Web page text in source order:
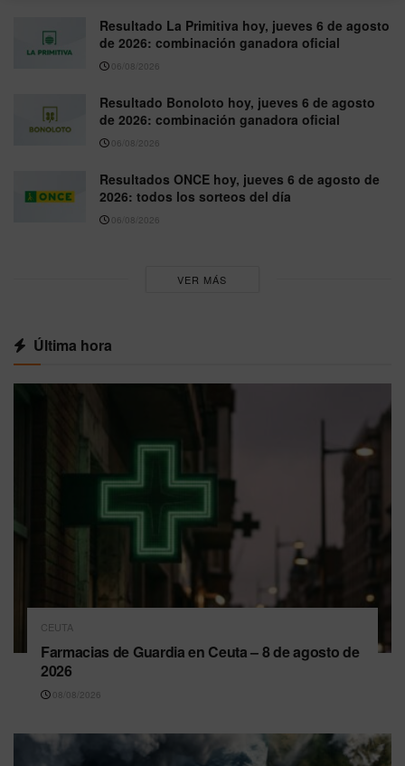
Resultado La Primitiva hoy, jueves 6 de agosto
de 2026: combinación ganadora oficial
06/08/2026
Resultado Bonoloto hoy, jueves 6 de agosto
de 2026: combinación ganadora oficial
06/08/2026
Resultados ONCE hoy, jueves 6 de agosto de
2026: todos los sorteos del día
06/08/2026
VER MÁS
Última hora
CEUTA
Farmacias de Guardia en Ceuta – 8 de agosto de
2026
08/08/2026